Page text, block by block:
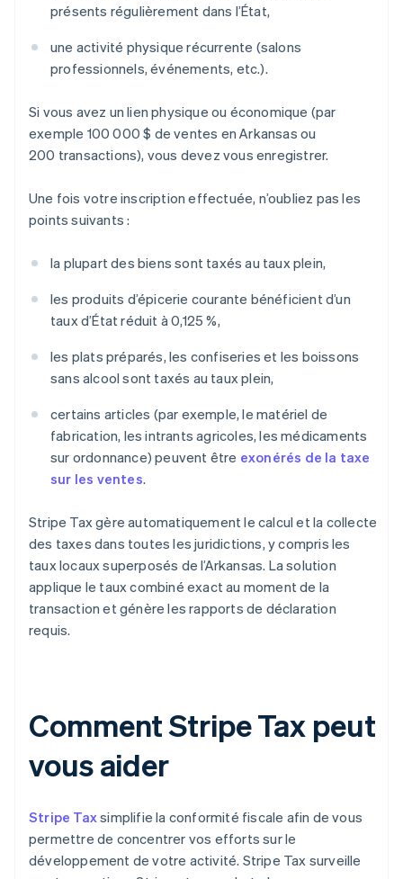
présents régulièrement dans l’État,
une activité physique récurrente (salons
professionnels, événements, etc.).
Si vous avez un lien physique ou économique (par
exemple 100 000 $ de ventes en Arkansas ou
200 transactions), vous devez vous enregistrer.
Une fois votre inscription effectuée, n’oubliez pas les
points suivants :
la plupart des biens sont taxés au taux plein,
les produits d’épicerie courante bénéficient d’un
taux d’État réduit à 0,125 %,
les plats préparés, les confiseries et les boissons
sans alcool sont taxés au taux plein,
certains articles (par exemple, le matériel de
fabrication, les intrants agricoles, les médicaments
sur ordonnance) peuvent être exonérés de la taxe
sur les ventes.
Stripe Tax gère automatiquement le calcul et la collecte
des taxes dans toutes les juridictions, y compris les
taux locaux superposés de l’Arkansas. La solution
applique le taux combiné exact au moment de la
transaction et génère les rapports de déclaration
requis.
Comment Stripe Tax peut
vous aider
Stripe Taxsimplifie la conformité fiscale afin de vous
permettre de concentrer vos efforts sur le
développement de votre activité. Stripe Tax surveille